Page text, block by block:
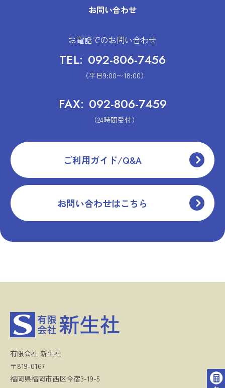
お問い合わせ
お電話でのお問い合わせ
TEL: 092-806-7456
（平日9:00〜18:00）
FAX: 092-806-7459
（24時間受付）
ご利用ガイド/Q&A
お問い合わせはこちら
有限会社 新生社
〒819-0167
福岡県福岡市西区今宿3-19-5